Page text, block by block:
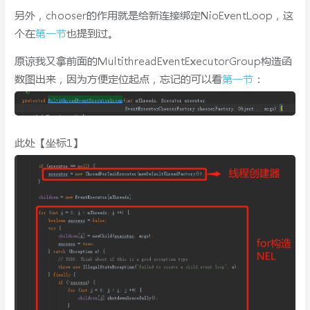
另外，chooser的作用就是给新连接绑定NioEventLoop，这
个在第一节也提到过。
原谅我又拿前面的MultithreadEventExecutorGroup构造函
数图出来，因为方便定位起点，忘记的可以看第一节 ：
此处【坐标1】